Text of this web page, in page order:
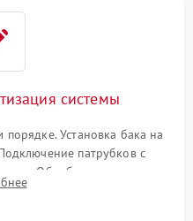
системы
Установка бака на
патрубков с
Обработка стыков
возможных протечек воды.